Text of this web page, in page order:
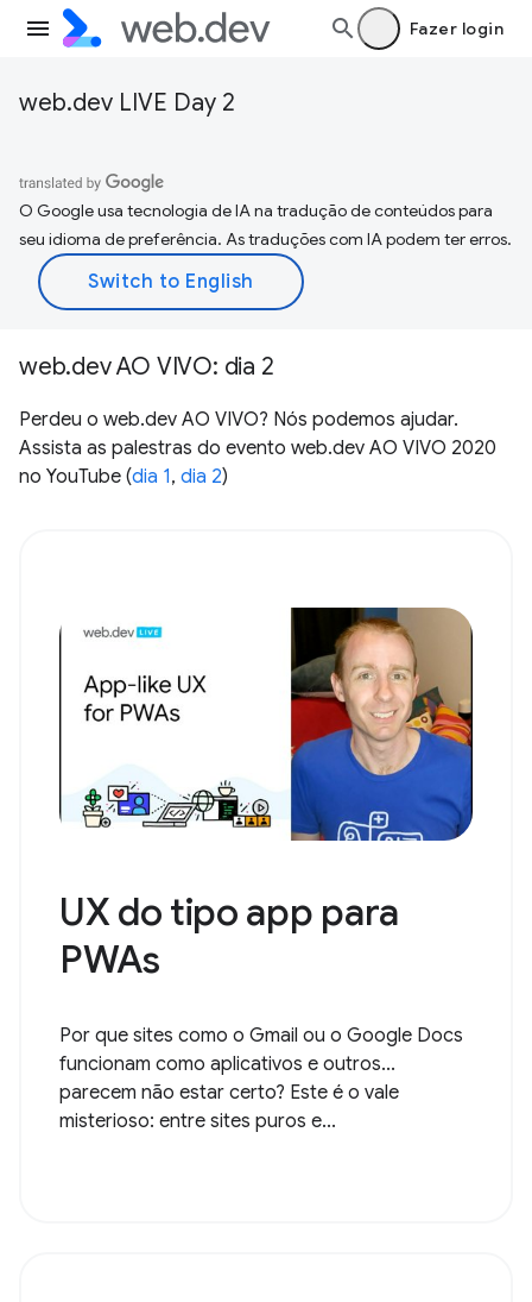
Fazer login
web.dev LIVE Day 2
O Google usa tecnologia de IA na tradução de conteúdos para
seu idioma de preferência. As traduções com IA podem ter erros.
web.dev AO VIVO: dia 2
Perdeu o web.dev AO VIVO? Nós podemos ajudar.
Assista as palestras do evento web.dev AO VIVO 2020
no YouTube (dia 1, dia 2)
UX do tipo app para
PWAs
Por que sites como o Gmail ou o Google Docs
funcionam como aplicativos e outros...
parecem não estar certo? Este é o vale
misterioso: entre sites puros e...